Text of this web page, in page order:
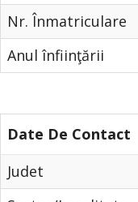
Nr. Înmatriculare
Anul înfiinţării
Date De Contact
Judet